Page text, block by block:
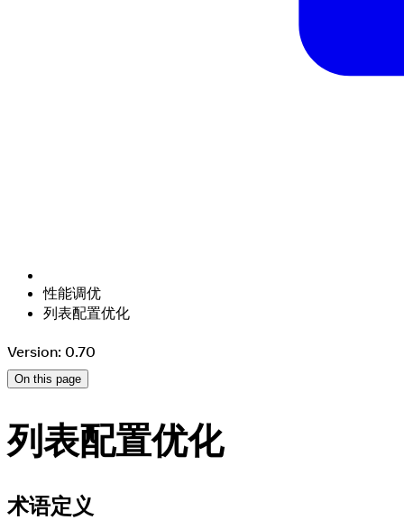
性能调优
列表配置优化
Version: 0.70
On this page
列表配置优化
术语定义